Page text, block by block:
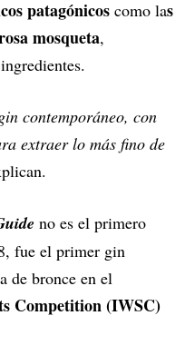
patagónicos como las
mosqueta,
contemporáneo, con
extraer lo más fino de
no es el primero
fue el primer gin
de bronce en el
Competition (IWSC)